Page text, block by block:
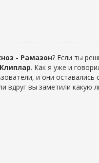
- Рамазон? Если ты
Клиплар. Как я уже и
и они
вдруг вы заметили